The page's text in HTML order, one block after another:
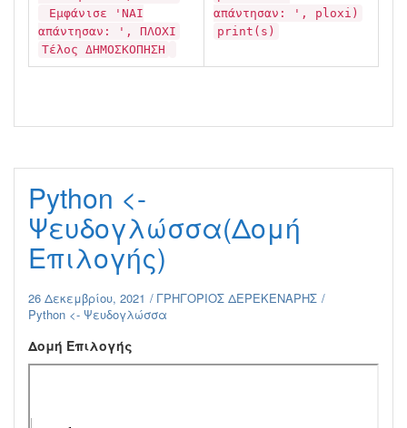
Εμφάνισε 'ΝΑΙ
απάντησαν: ', ΠΛΟΧΙ
Τέλος ΔΗΜΟΣΚΟΠΗΣΗ
απάντησαν: ', ploxi)
print(s)
Python <-
Ψευδογλώσσα(Δομή
Επιλογής)
26 Δεκεμβρίου, 2021
ΓΡΗΓΟΡΙΟΣ ΔΕΡΕΚΕΝΑΡΗΣ
Python <- Ψευδογλώσσα
Δομή Επιλογής